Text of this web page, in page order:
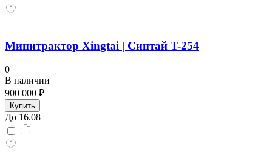
Минитрактор Xingtai | Синтай T-254
0
В наличии
900 000 ₽
Купить
До 16.08